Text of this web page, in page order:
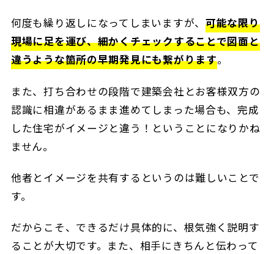
何度も繰り返しになってしまいますが、可能な限り
現場に足を運び、細かくチェックすることで図面と
違うような箇所の早期発見にも繋がります。
また、打ち合わせの段階で建築会社とお客様双方の
認識に相違があるまま進めてしまった場合も、完成
した住宅がイメージと違う！ということになりかね
ません。
他者とイメージを共有するというのは難しいことで
す。
だからこそ、できるだけ具体的に、根気強く説明す
ることが大切です。また、相手にきちんと伝わって